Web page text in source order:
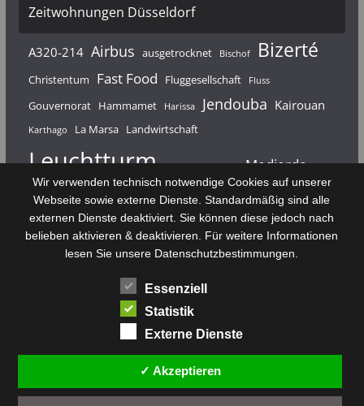
Zeitwohnungen Düsseldorf
A320-214 Airbus ausgetrocknet Bischof Bizerté
Christentum Fast Food Fluggesellschaft Fluss
Gouvernorat Hammamet Harissa Jendouba Kairouan
Karthago La Marsa Landwirtschaft
Leuchtturm Mahdia Majerda Medjerda
Monastir Médenine Nabeul Nouvelair Punier
Rundfunk Römer Salzsee Sebkha
Sfax Sidi Bou Said Souk El Arba Sousse
Stadt Tabarka Telekommunikation
Zaghouan
Wir verwenden technisch notwendige Cookies auf unserer
Webseite sowie externe Dienste. Standardmäßig sind alle
externen Dienste deaktiviert. Sie können diese jedoch nach
belieben aktivieren & deaktivieren. Für weitere Informationen
lesen Sie unsere Datenschutzbestimmungen.
Essenziell
Statistik
Externe Dienste
✓ Akzeptieren